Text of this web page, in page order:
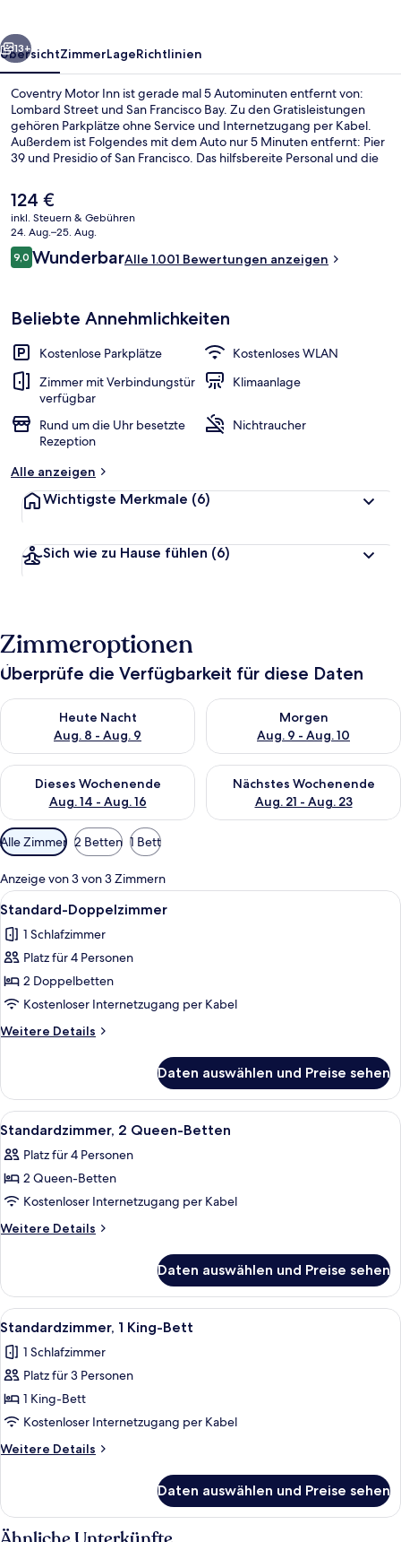
Weiter
13+
ÜbersichtZimmerLageRichtlinien
Coventry Motor Inn ist gerade mal 5 Autominuten entfernt von:
Lombard Street und San Francisco Bay. Zu den Gratisleistungen
gehören Parkplätze ohne Service und Internetzugang per Kabel.
Außerdem ist Folgendes mit dem Auto nur 5 Minuten entfernt: Pier
39 und Presidio of San Francisco. Das hilfsbereite Personal und die
Der
aktuelle
Preis
beträgt
124 €.
124 €
inkl. Steuern & Gebühren
24. Aug.–25. Aug.
Bewertungen
9,09,0 von 10.
WunderbarAlle 1.001 Bewertungen anzeigen
Beliebte Annehmlichkeiten
Kostenlose Parkplätze
Kostenloses WLAN
Zimmer mit Verbindungstür
verfügbar
Klimaanlage
Rund um die Uhr besetzte
Rezeption
Nichtraucher
Alle anzeigen
Wichtigste Merkmale (6)
Sich wie zu Hause fühlen (6)
Zimmeroptionen
Überprüfe die Verfügbarkeit für diese Daten
Heute Nacht
Aug. 8 - Aug. 9
Überprüfe die Verfügbarkeit für heute Nacht, Aug. 8 - Aug. 9.
Morgen
Aug. 9 - Aug. 10
Überprüfe die Verfügbarkeit
Dieses Wochenende
Aug. 14 - Aug. 16
Überprüfe die Verfügbarkeit für dieses Wochenende, Aug. 14
Nächstes Wochenende
Aug. 21 - Aug. 23
Überprüfe die Verfügbarkeit
Verfügbare
Filter
für
Zimmer
Alle Zimmer 2 Betten 1 Bett
Anzeige von 3 von 3 Zimmern
Alle
Fotos
für
Standard-
Doppelzimmer
anzeigen
Ein modernes Badezimmer mit
3
Standard-Doppelzimmer
1 Schlafzimmer
Platz für 4 Personen
2 Doppelbetten
Kostenloser Internetzugang per Kabel
Weitere Details
Weitere
Doppelzimmer
Daten auswählen und Preise sehen
Alle
Fotos
für
Standardzimmer,
2 Queen-
Betten
Ein Hotelzimmer mit zwei Betten,
3
Standardzimmer, 2 Queen-Betten
Platz für 4 Personen
2 Queen-Betten
Kostenloser Internetzugang per Kabel
Weitere Details
Weitere
2 Queen-
Betten
Daten auswählen und Preise sehen
Alle
Fotos
für
Standardzimmer,
1 King-
Bett
anzeigen
Ein ordentlich eingerichtetes
3
Standardzimmer, 1 King-Bett
1 Schlafzimmer
Platz für 3 Personen
1 King-Bett
Kostenloser Internetzugang per Kabel
Weitere Details
Weitere
1 King-
Bett
Daten auswählen und Preise sehen